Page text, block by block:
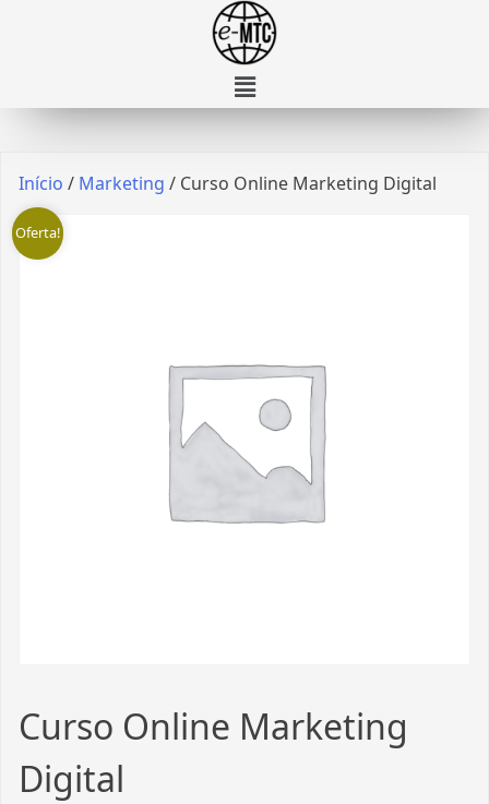
Início / Marketing / Curso Online Marketing Digital
Oferta!
Curso Online Marketing
Digital